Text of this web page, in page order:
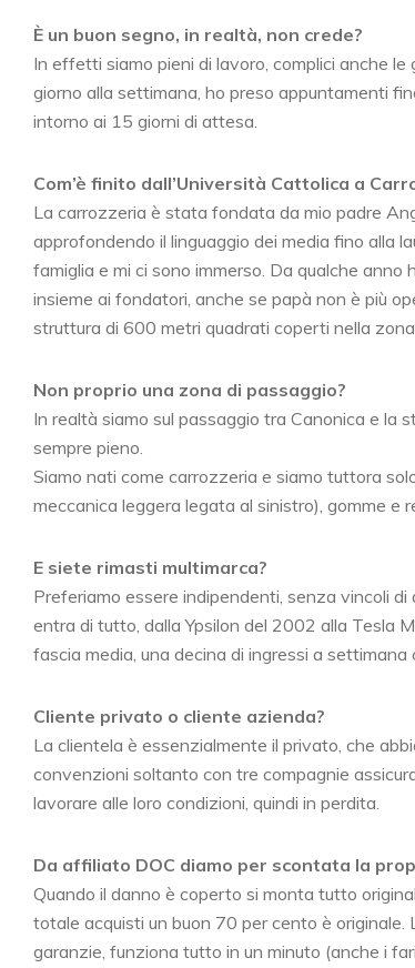
È un buon segno, in realtà, non crede?
In effetti siamo pieni di lavoro, complici anche le
giorno alla settimana, ho preso appuntamenti
intorno ai 15 giorni di attesa.
Com’è finito dall’Università Cattolica a
La carrozzeria è stata fondata da mio padre
approfondendo il linguaggio dei media fino alla
famiglia e mi ci sono immerso. Da qualche
insieme ai fondatori, anche se papà non è più
struttura di 600 metri quadrati coperti nella
Non proprio una zona di passaggio?
In realtà siamo sul passaggio tra Canonica e la
sempre pieno.
Siamo nati come carrozzeria e siamo tuttora
meccanica leggera legata al sinistro), gomme e
E siete rimasti multimarca?
Preferiamo essere indipendenti, senza vincoli di
entra di tutto, dalla Ypsilon del 2002 alla Tesla
fascia media, una decina di ingressi a
Cliente privato o cliente azienda?
La clientela è essenzialmente il privato, che
convenzioni soltanto con tre compagnie
lavorare alle loro condizioni, quindi in perdita.
Da affiliato DOC diamo per scontata la
Quando il danno è coperto si monta tutto
totale acquisti un buon 70 per cento è originale.
garanzie, funziona tutto in un minuto (anche i